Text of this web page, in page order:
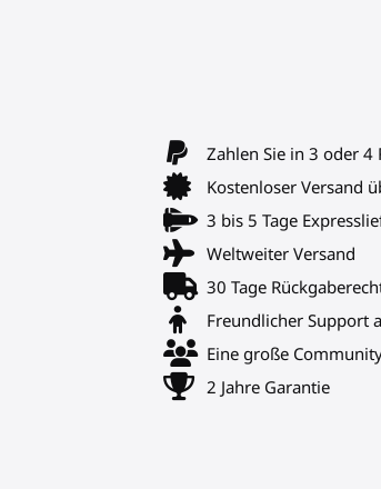
Zahlen Sie in 3 oder 4
Kostenloser Versand
3 bis 5 Tage
Weltweiter Versand
30 Tage
Freundlicher Support
Eine große
2 Jahre Garantie